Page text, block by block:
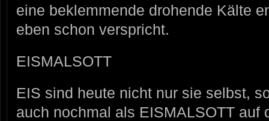
eine beklemmende drohende Kälte
eben schon verspricht.
EISMALSOTT
EIS sind heute nicht nur sie selbst,
auch nochmal als EISMALSOTT auf